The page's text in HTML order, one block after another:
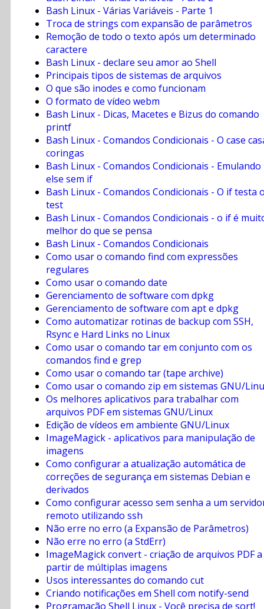
Bash Linux - Várias Variáveis - Parte 1
Troca de strings com expansão de parâmetros
Remoção de todo o texto após um determinado
caractere
Bash Linux - declare seu amor ao Shell
Principais tipos de sistemas de arquivos
O que são inodes e como funcionam
O formato de vídeo webm
Bash Linux - Dicas, Macetes e Bizus do comando
printf
Bash Linux - Comandos Condicionais - O case
coringas
Bash Linux - Comandos Condicionais - Emulando
else sem if
Bash Linux - Comandos Condicionais - O if testa
test
Bash Linux - Comandos Condicionais - o if é
melhor do que se pensa
Bash Linux - Comandos Condicionais
Como usar o comando find com expressões
regulares
Como usar o comando date
Gerenciamento de software com dpkg
Gerenciamento de software com apt e dpkg
Como automatizar rotinas de backup com SSH,
Rsync e Hard Links no Linux
Como usar o comando tar em conjunto com os
comandos find e grep
Como usar o comando tar (tape archive)
Como usar o comando zip em sistemas GNU/
Os melhores aplicativos para trabalhar com
arquivos PDF em sistemas GNU/Linux
Edição de vídeos em ambiente GNU/Linux
ImageMagick - aplicativos para manipulação de
imagens
Como configurar a atualização automática de
correções de segurança em sistemas Debian e
derivados
Como configurar acesso sem senha a um
remoto utilizando ssh
Não erre no erro (a Expansão de Parâmetros)
Não erre no erro (a StdErr)
ImageMagick convert - criação de arquivos PDF a
partir de múltiplas imagens
Usos interessantes do comando cut
Criando notificações em Shell com notify-send
Programação Shell Linux - Você precisa de sort!